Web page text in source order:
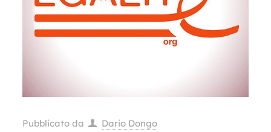
Pubblicato da Dario Dongo